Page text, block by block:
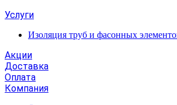
Услуги
Изоляция труб и фасонных
Акции
Доставка
Оплата
Компания